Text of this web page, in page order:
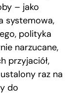
– jako
systemowa,
polityka
narzucane,
przyjaciół,
raz na
do